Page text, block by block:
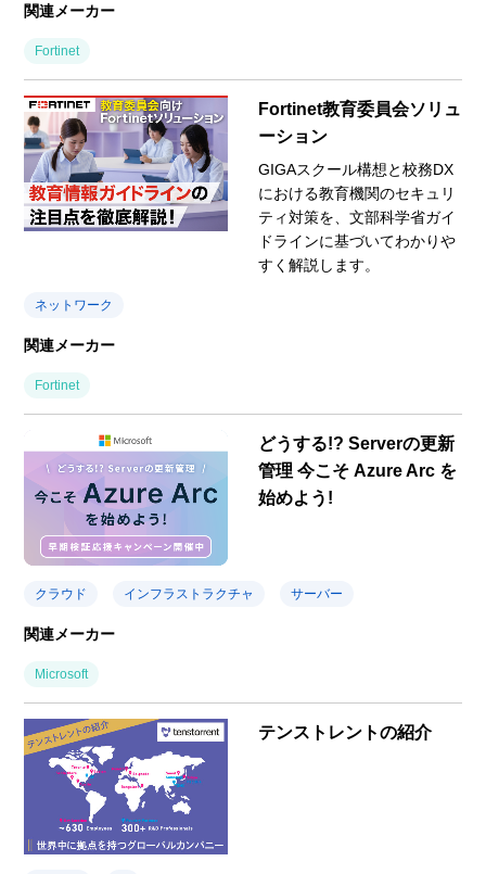
関連メーカー
Fortinet
Fortinet教育委員会ソリュ
ーション
GIGAスクール構想と校務DX
における教育機関のセキュリ
ティ対策を、文部科学省ガイ
ドラインに基づいてわかりや
すく解説します。
ネットワーク
関連メーカー
Fortinet
どうする!? Serverの更新
管理 今こそ Azure Arc を
始めよう!
クラウド インフラストラクチャ サーバー
関連メーカー
Microsoft
テンストレントの紹介